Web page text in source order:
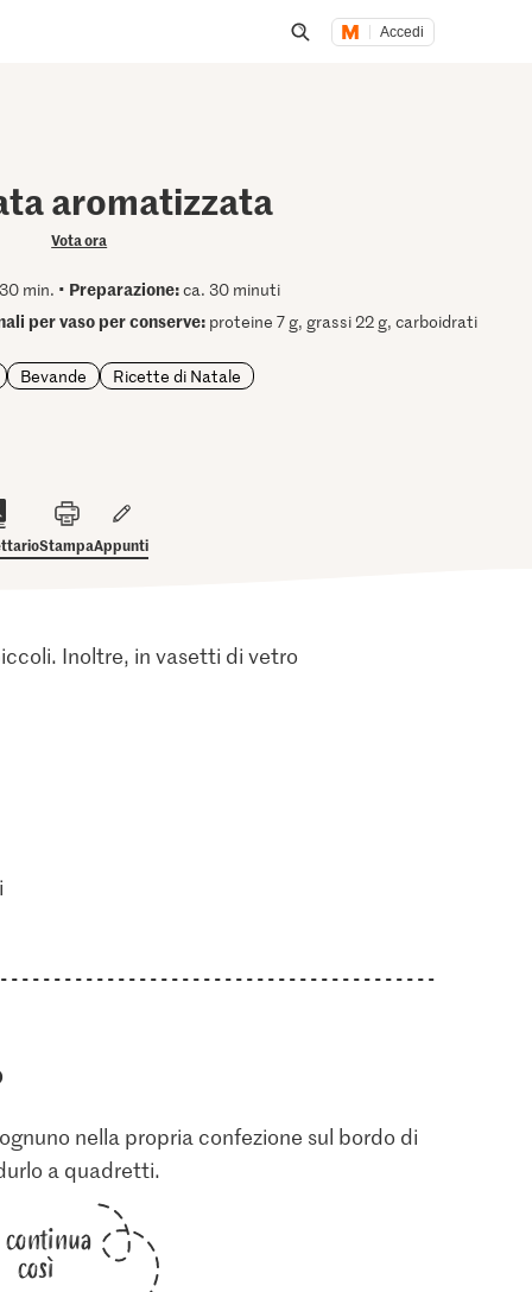
Accedi
aromatizzata
Vota ora
30 min. • Preparazione:ca. 30 minuti
per vaso per conserve: proteine 7 g, grassi 22 g, carboidrati
Bevande Ricette di Natale
StampaAppunti
Inoltre, in vasetti di vetro
nella propria confezione sul bordo di
a quadretti.
così